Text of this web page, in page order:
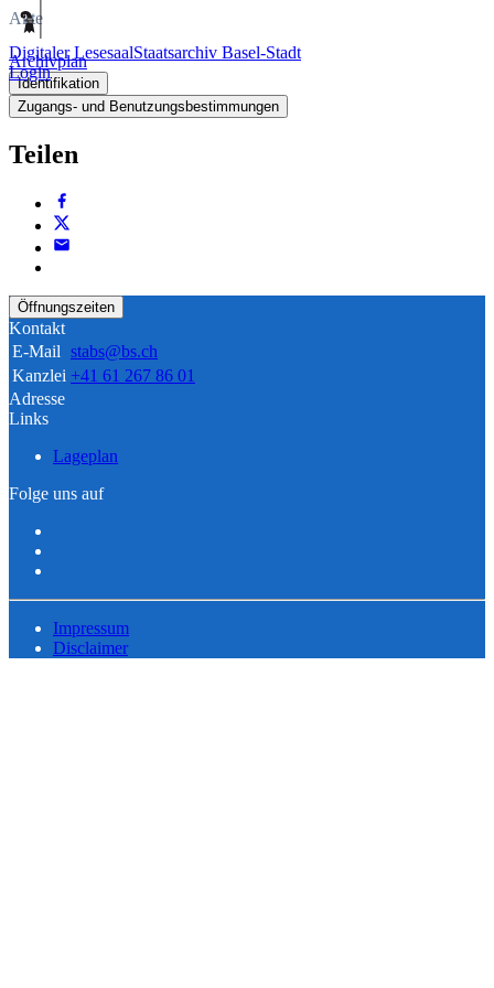
Digitaler LesesaalStaatsarchiv Basel-Stadt
Login
Akte
Archivplan
Identifikation
Zugangs- und Benutzungsbestimmungen
Teilen
Öffnungszeiten
Kontakt
E-Mail stabs@bs.ch
Kanzlei +41 61 267 86 01
Adresse
Links
Lageplan
Folge uns auf
Impressum
Disclaimer